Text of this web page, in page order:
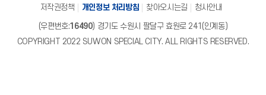
저작권정책 개인정보 처리방침 찾아오시는길 청사안내
(우편번호:16490) 경기도 수원시 팔달구 효원로 241(인계동)
COPYRIGHT 2022 SUWON SPECIAL CITY. ALL RIGHTS RESERVED.